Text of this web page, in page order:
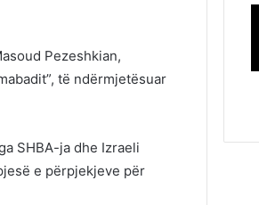
Pezeshkian,
të ndërmjetësuar
SHBA-ja dhe Izraeli
e përpjekjeve për